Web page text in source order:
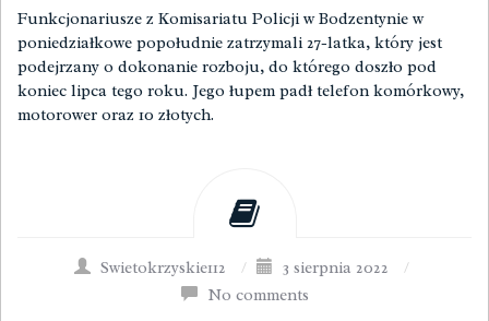
Funkcjonariusze z Komisariatu Policji w Bodzentynie w
poniedziałkowe popołudnie zatrzymali 27-latka, który jest
podejrzany o dokonanie rozboju, do którego doszło pod
koniec lipca tego roku. Jego łupem padł telefon komórkowy,
motorower oraz 10 złotych.
Swietokrzyskie112 / 3 sierpnia 2022
/
No comments